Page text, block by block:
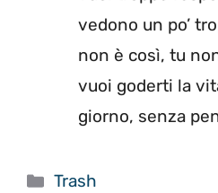
vedono un po’
non è così, tu
vuoi goderti la
giorno, senza
Categorie
Trash